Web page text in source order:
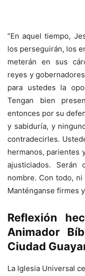
“En aquel tiempo,
los perseguirán, los
meterán en sus
reyes y
para ustedes la
Tengan bien
entonces por su
y sabiduría, y
contradecirles.
hermanos, parientes
ajusticiados.
nombre. Con todo,
Manténganse firmes
Reflexión
Animador
Ciudad
La Iglesia Universal